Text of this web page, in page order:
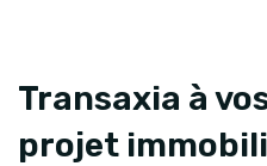
Transaxia à
projet